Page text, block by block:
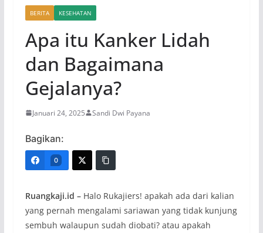
BERITA KESEHATAN
Apa itu Kanker Lidah
dan Bagaimana
Gejalanya?
Januari 24, 2025 Sandi Dwi Payana
Bagikan:
0
Ruangkaji.id –Halo Rukajiers! apakah ada dari kalian
yang pernah mengalami sariawan yang tidak kunjung
sembuh walaupun sudah diobati? atau apakah